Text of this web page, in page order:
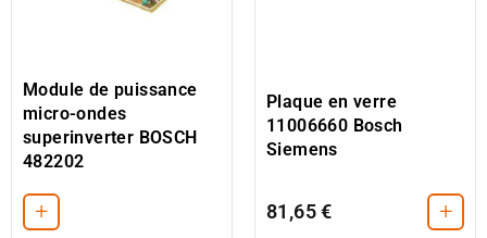
Module de puissance
micro-ondes
superinverter BOSCH
482202
+
Plaque en verre
11006660 Bosch
Siemens
81,65 € +